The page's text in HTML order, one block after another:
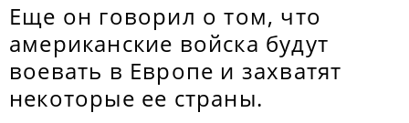
Еще он говорил о том, что
американские войска будут
воевать в Европе и захватят
некоторые ее страны.